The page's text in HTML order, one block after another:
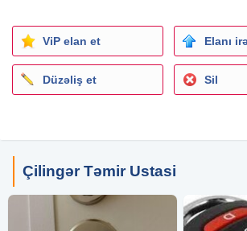
#QapıHəlli #QapıServis #Qapı #Qıfıl #Usta
#SürətliXidmət #TəhlükəsizXidmət
#QapıTəmir #QapıTexniki #PeşəkarUsta
#QapıXidmətBakı #QapıProblemləri
замок?
Опытный мастер по дверям готов помочь
время!
ViP elan et Elanı
Düzəliş et Sil
Çilingər Təmir Ustasi